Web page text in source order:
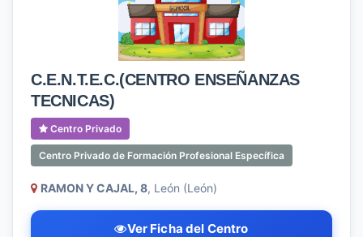
C.E.N.T.E.C.(CENTRO ENSEÑANZAS
TECNICAS)
Centro Privado
Centro Privado de Formación Profesional Específica
RAMON Y CAJAL, 8, León (León)
Ver Ficha del Centro